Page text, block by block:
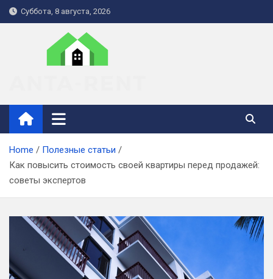
Skip
to
Суббота, 8 августа, 2026
anta-rent.kiev.ua
Home
Полезные статьи
Как повысить стоимость своей квартиры перед продажей:
советы экспертов